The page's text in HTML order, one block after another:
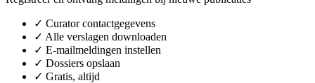
✓ Curator contactgegevens
✓ Alle verslagen downloaden
✓ E-mailmeldingen instellen
✓ Dossiers opslaan
✓ Gratis, altijd